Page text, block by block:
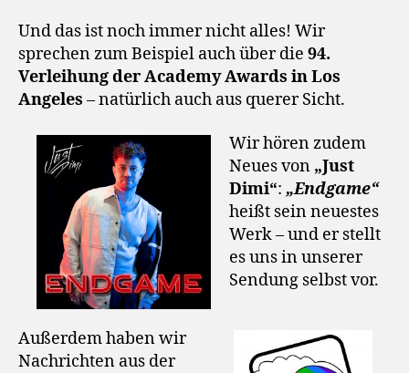
Und das ist noch immer nicht alles! Wir
sprechen zum Beispiel auch über die 94.
Verleihung der Academy Awards in Los
Angeles – natürlich auch aus querer Sicht.
Wir hören zudem
Neues von „Just
Dimi“: „Endgame“
heißt sein neuestes
Werk – und er stellt
es uns in unserer
Sendung selbst vor.
Außerdem haben wir
Nachrichten aus der